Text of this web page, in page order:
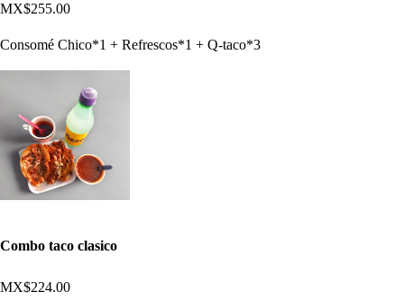
MX$255.00
Consomé Chico*1 + Refrescos*1 + Q-taco*3
Combo taco clasico
MX$224.00